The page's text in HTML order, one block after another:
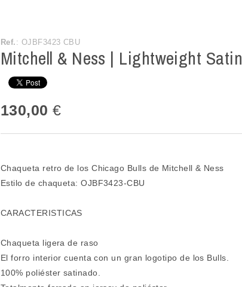
Ref. : OJBF3423 CBU
Mitchell & Ness | Lightweight
130,00€
Chaqueta retro de los Chicago Bulls de Mitchell & Ness
Estilo de chaqueta: OJBF3423-CBU
CARACTERISTICAS
Chaqueta ligera de raso
El forro interior cuenta con un gran logotipo de los Bulls.
100% poliéster satinado.